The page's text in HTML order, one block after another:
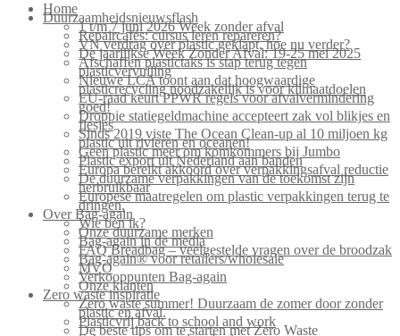
Home
Duurzaamheidsnieuwsflash
1 t/m 7 juni 2026 Week zonder afval
Repaircafés: cursus leren repareren?
VN verdrag over plastic geklapt, hoe nu verder?
De jaarlijkse Week Zonder Afval: 19-25 mei 2025
Afschaffen plastictaks is stap terug tegen
plasticvervuiling
Nieuwe LCA toont aan dat hoogwaardige
plasticrecycling noodzakelijk is voor klimaatdoelen
EU-raad keurt PPWR regels voor afvalvermindering
goed!
Droppie statiegeldmachine accepteert zak vol blikjes en
flesjes
Sinds 2019 viste The Ocean Clean-up al 10 miljoen kg
plastic uit rivieren en oceanen!
Geen plastic meer om komkommers bij Jumbo
Plastic export uit Nederland aan banden
Europa bereikt akkoord over verpakkingsafval reductie
De duurzame verpakkingen van de toekomst zijn
herbruikbaar
Europese maatregelen om plastic verpakkingen terug te
dringen.
Over Bag-again
Wie ben ik?
Onze duurzame merken
Bag-again in de media
FAQ Breadbag – veelgestelde vragen over de broodzak
Bag-again® voor retailers/wholesale
MVO
Verkooppunten Bag-again
Onze klanten
Zero waste inspiratie
Zero waste summer! Duurzaam de zomer door zonder
plastic en afval.
Plasticvrij back to school and work
De beste tips om te starten met Zero Waste